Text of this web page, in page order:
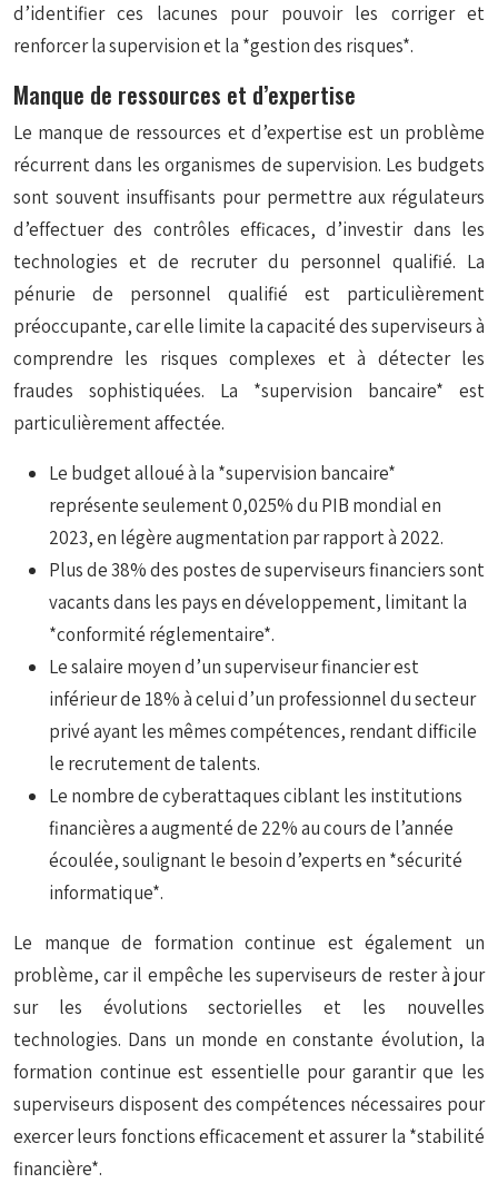
d’identifier ces lacunes pour pouvoir les corriger et
renforcer la supervision et la *gestion des risques*.
Manque de ressources et d’expertise
Le manque de ressources et d’expertise est un problème
récurrent dans les organismes de supervision. Les budgets
sont souvent insuffisants pour permettre aux régulateurs
d’effectuer des contrôles efficaces, d’investir dans les
technologies et de recruter du personnel qualifié. La
pénurie de personnel qualifié est particulièrement
préoccupante, car elle limite la capacité des superviseurs à
comprendre les risques complexes et à détecter les
fraudes sophistiquées. La *supervision bancaire* est
particulièrement affectée.
Le budget alloué à la *supervision bancaire*
représente seulement 0,025% du PIB mondial en
2023, en légère augmentation par rapport à 2022.
Plus de 38% des postes de superviseurs financiers sont
vacants dans les pays en développement, limitant la
*conformité réglementaire*.
Le salaire moyen d’un superviseur financier est
inférieur de 18% à celui d’un professionnel du secteur
privé ayant les mêmes compétences, rendant difficile
le recrutement de talents.
Le nombre de cyberattaques ciblant les institutions
financières a augmenté de 22% au cours de l’année
écoulée, soulignant le besoin d’experts en *sécurité
informatique*.
Le manque de formation continue est également un
problème, car il empêche les superviseurs de rester à jour
sur les évolutions sectorielles et les nouvelles
technologies. Dans un monde en constante évolution, la
formation continue est essentielle pour garantir que les
superviseurs disposent des compétences nécessaires pour
exercer leurs fonctions efficacement et assurer la *stabilité
financière*.